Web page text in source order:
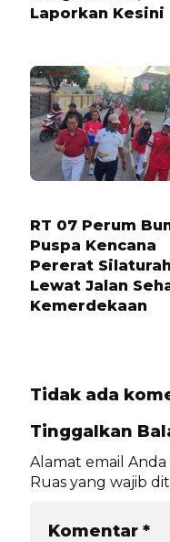
Laporkan Kesini
RT 07 Perum
Puspa Kencana
Pererat
Lewat Jalan
Kemerdekaan
Tidak ada
Tinggalkan
Alamat email
Ruas yang wajib
Komentar *